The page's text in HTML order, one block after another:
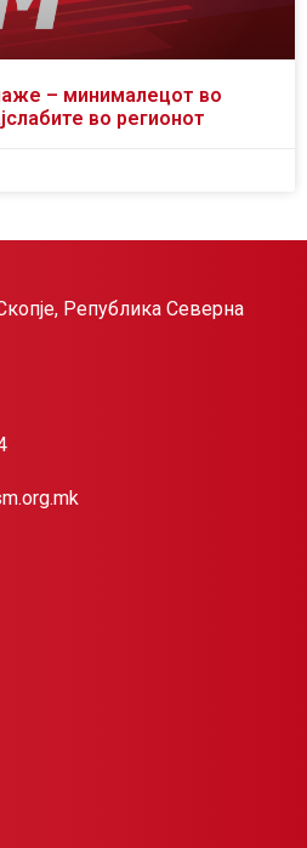
– минималецот во
во регионот
Република Северна